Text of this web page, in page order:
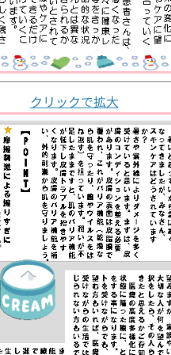
クリックで拡大